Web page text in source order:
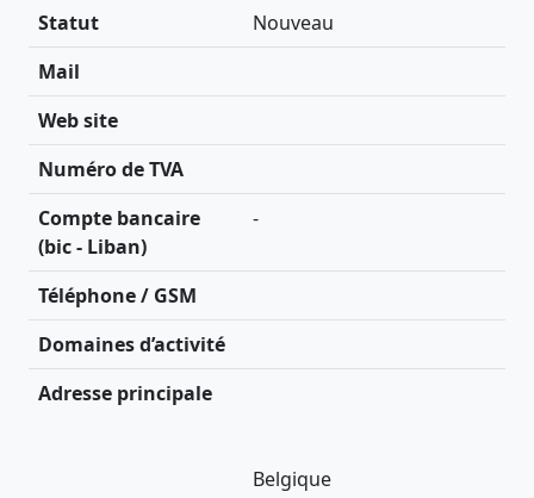
Statut
Nouveau
Mail
Web site
Numéro de TVA
Compte bancaire
(bic - Liban)
-
Téléphone / GSM
Domaines d’activité
Adresse principale
Belgique